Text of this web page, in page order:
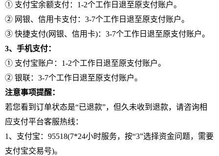
① 支付宝余额支付：1-2个工作日退至原支付账户。
② 网银、信用卡支付：3-7个工作日退至原支付账户。
③ 快捷支付(网银、信用卡)：3-7个工作日退至原支付账户。
3、手机支付：
① 支付宝账户：1-2个工作日退至原支付账户。
② 银联：3-7个工作日退至原支付账户。
注意事项提醒：
若您看到订单状态是“已退款”，但久未收到退款，请咨询相
应支付平台客服热线：
1、支付宝：95518(7*24小时服务，按“3”选择资金问题，需要
支付宝交易号)。